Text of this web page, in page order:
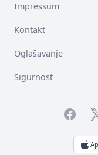
Impressum
Kontakt
Oglašavanje
Sigurnost